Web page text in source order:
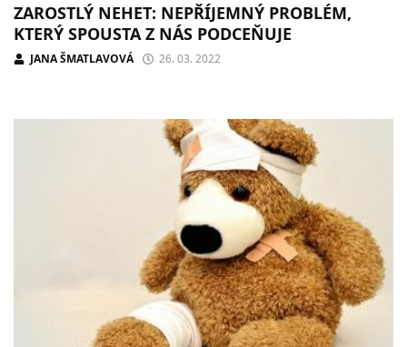
ZAROSTLÝ NEHET: NEPŘÍJEMNÝ PROBLÉM,
KTERÝ SPOUSTA Z NÁS PODCEŇUJE
JANA ŠMATLAVOVÁ 26. 03. 2022